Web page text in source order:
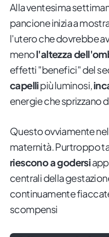
Alla ventesima
pancione inizia a
l'utero che dovrebbe
menol'altezza
effetti "benefici" del
capellipiù luminosi,
energie che sprizzano
Questo ovviamente
maternità. Purtroppo
riescono a godersi
centrali della
continuamente
scompensi